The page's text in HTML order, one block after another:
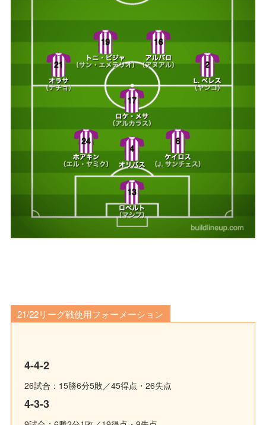
21/22リーグ戦使用フォーメーション
4-4-2
26試合：15勝6分5敗／45得点・26失点
4-3-3